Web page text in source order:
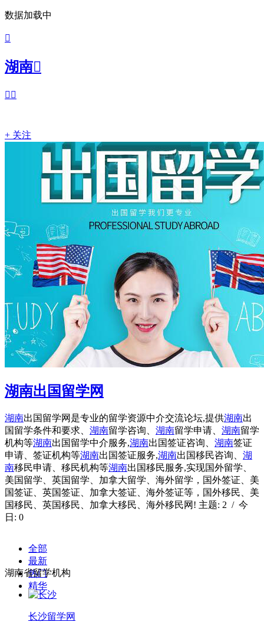
数据加载中

湖南
 
+ 关注
湖南出国留学网
湖南出国留学网是专业的留学资源中介交流论坛,提供湖南出
国留学条件和要求、 湖南留学咨询、 湖南留学申请、 湖南留学
机构等湖南出国留学中介服务,湖南出国签证咨询、 湖南签证
申请、签证机构等湖南出国签证服务,湖南出国移民咨询、 湖
南移民申请、移民机构等湖南出国移民服务,实现国外留学、
美国留学、英国留学、加拿大留学、海外留学，国外签证、美
国签证、英国签证、加拿大签证、海外签证等，国外移民、美
国移民、英国移民、加拿大移民、海外移民网! 主题: 2 / 今
日: 0
全部
最新
热门
精华
湖南省留学机构
长沙留学网